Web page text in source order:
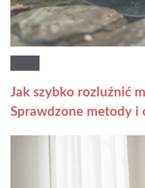
Jak szybko rozluźnić
Sprawdzone metody i